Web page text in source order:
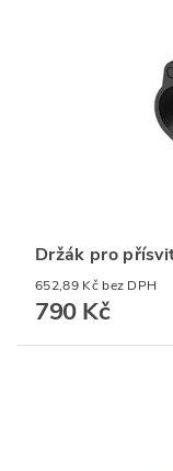
Držák pro
652,89 Kč bez DPH
790 Kč